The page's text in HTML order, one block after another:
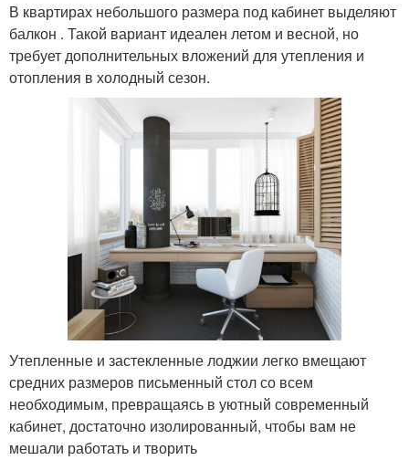
В квартирах небольшого размера под кабинет выделяют
балкон . Такой вариант идеален летом и весной, но
требует дополнительных вложений для утепления и
отопления в холодный сезон.
Утепленные и застекленные лоджии легко вмещают
средних размеров письменный стол со всем
необходимым, превращаясь в уютный современный
кабинет, достаточно изолированный, чтобы вам не
мешали работать и творить